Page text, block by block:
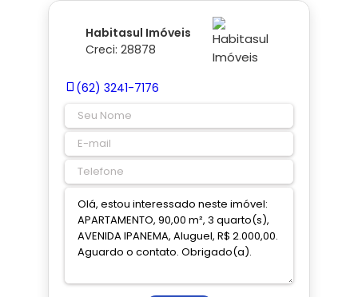
Habitasul Imóveis
Creci: 28878
(62) 3241-7176